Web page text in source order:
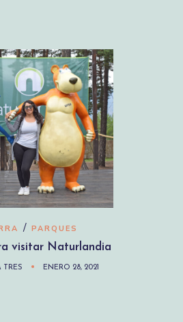
/ PARQUES
visitar Naturlandia
TRES ENERO 28, 2021